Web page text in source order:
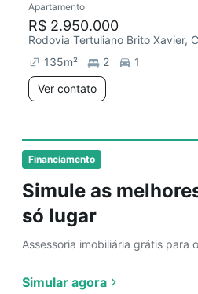
Financiamento
Simule as
só lugar
Assessoria imobiliária grátis para
Simular agora
Apartamento
R$ 2.950.000
Rodovia Tertuliano Brito Xavier,
135m² 2
1
Ver contato